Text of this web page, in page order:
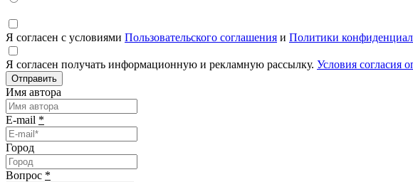
Я согласен с условиями Пользовательского соглашения и Политики
Я согласен получать информационную и рекламную рассылку. Условия согласия
Отправить
Имя автора
E-mail *
Город
Вопрос *